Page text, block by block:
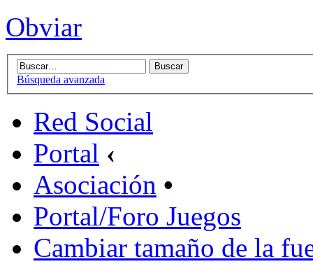
Obviar
Búsqueda avanzada
Red Social
Portal ‹
Asociación •
Portal/Foro Juegos
Cambiar tamaño de la